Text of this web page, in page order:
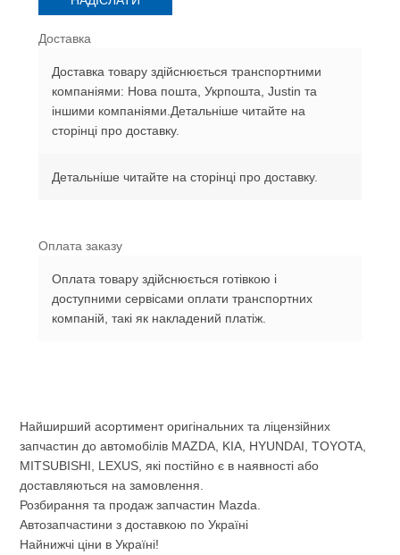
Доставка
Доставка товару здійснюється транспортними
компаніями: Нова пошта, Укрпошта, Justin та
іншими компаніями.Детальніше читайте на
сторінці про доставку.
Детальніше читайте на сторінці про доставку.
Оплата заказу
Оплата товару здійснюється готівкою і
доступними сервісами оплати транспортних
компаній, такі як накладений платіж.
Найширший асортимент оригінальних та ліцензійних
запчастин до автомобілів MAZDA, KIA, HYUNDAI, TOYOTA,
MITSUBISHI, LEXUS, які постійно є в наявності або
доставляються на замовлення.
Розбирання та продаж запчастин Mazda.
Автозапчастини з доставкою по Україні
Найнижчі ціни в Україні!